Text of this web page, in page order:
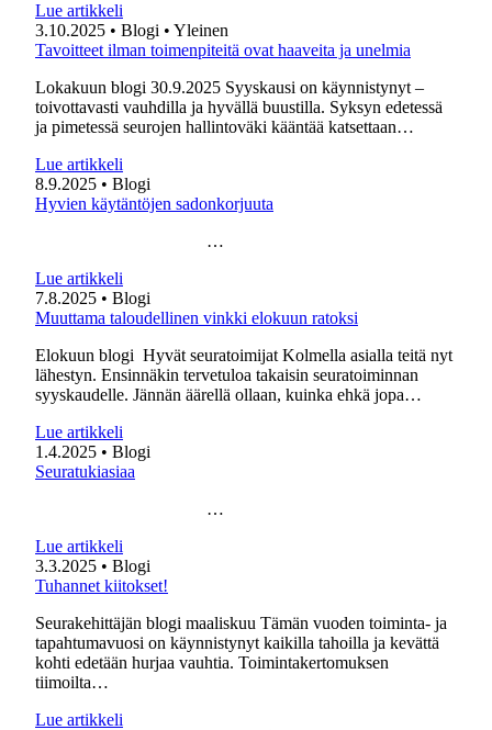
Lue artikkeli
3.10.2025 • Blogi • Yleinen
Tavoitteet ilman toimenpiteitä ovat haaveita ja unelmia
Lokakuun blogi 30.9.2025 Syyskausi on käynnistynyt –
toivottavasti vauhdilla ja hyvällä buustilla. Syksyn edetessä
ja pimetessä seurojen hallintoväki kääntää katsettaan…
Lue artikkeli
8.9.2025 • Blogi
Hyvien käytäntöjen sadonkorjuuta
…
Lue artikkeli
7.8.2025 • Blogi
Muuttama taloudellinen vinkki elokuun ratoksi
Elokuun blogi Hyvät seuratoimijat Kolmella asialla teitä nyt
lähestyn. Ensinnäkin tervetuloa takaisin seuratoiminnan
syyskaudelle. Jännän äärellä ollaan, kuinka ehkä jopa…
Lue artikkeli
1.4.2025 • Blogi
Seuratukiasiaa
…
Lue artikkeli
3.3.2025 • Blogi
Tuhannet kiitokset!
Seurakehittäjän blogi maaliskuu Tämän vuoden toiminta- ja
tapahtumavuosi on käynnistynyt kaikilla tahoilla ja kevättä
kohti edetään hurjaa vauhtia. Toimintakertomuksen
tiimoilta…
Lue artikkeli